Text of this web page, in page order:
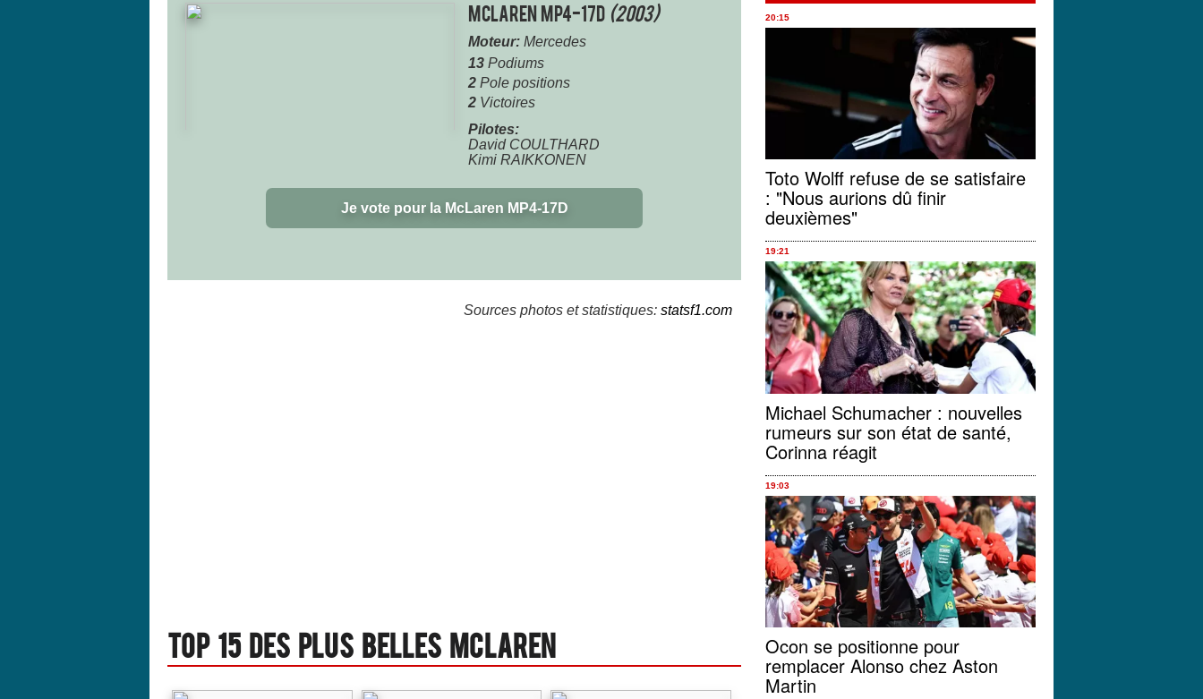
McLaren MP4-17D (2003)
Moteur:Mercedes
13Podiums
2Pole positions
2Victoires
Pilotes:
David COULTHARD
Kimi RAIKKONEN
Je vote pour la McLaren MP4-17D
Sources photos et statistiques: statsf1.com
Top 15 des plus belles Mclaren
20:15
Toto Wolff refuse de se satisfaire
: "Nous aurions dû finir
deuxièmes"
19:21
Michael Schumacher : nouvelles
rumeurs sur son état de santé,
Corinna réagit
19:03
Ocon se positionne pour
remplacer Alonso chez Aston
Martin